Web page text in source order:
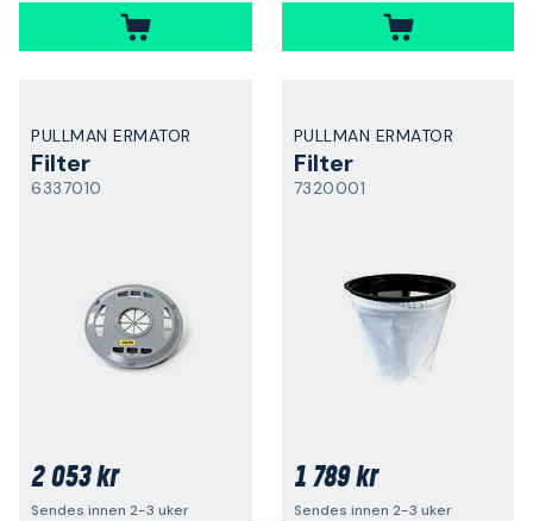
PULLMAN ERMATOR
Filter
6337010
2 053 kr
Sendes innen 2-3 uker
PULLMAN ERMATOR
Filter
7320001
1 789 kr
Sendes innen 2-3 uker